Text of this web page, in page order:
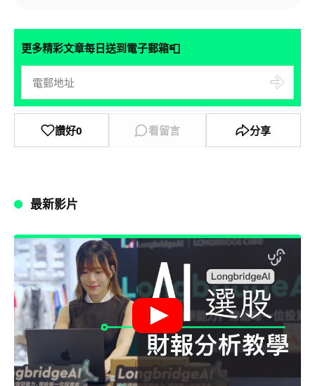
更多精彩文章每日送到電子郵箱📮
讚好0 看留言 分享
最新影片